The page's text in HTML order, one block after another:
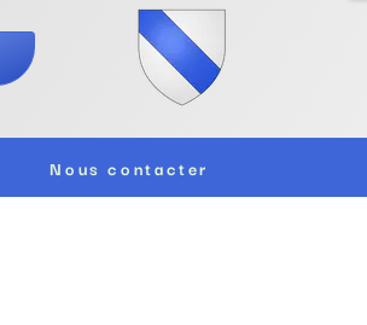
Nous contacter